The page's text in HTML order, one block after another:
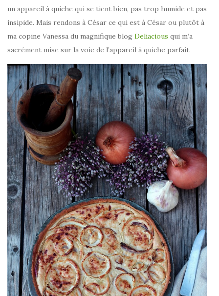
un appareil à quiche qui se tient bien, pas trop humide et pas
insipide. Mais rendons à César ce qui est à César ou plutôt à
ma copine Vanessa du magnifique blog Deliacious qui m’a
sacrément mise sur la voie de l’appareil à quiche parfait.